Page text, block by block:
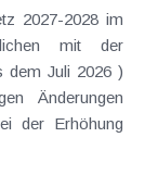
2027-2028 im
mit der
dem Juli 2026 )
Änderungen
der Erhöhung